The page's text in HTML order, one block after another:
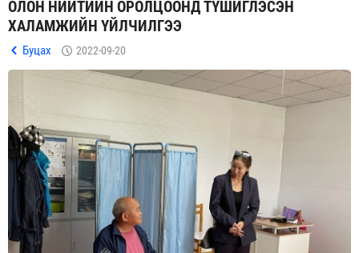
ОЛОН НИЙТИЙН ОРОЛЦООНД ТҮШИГЛЭСЭН
ХАЛАМЖИЙН ҮЙЛЧИЛГЭЭ
Буцах 2022-09-20